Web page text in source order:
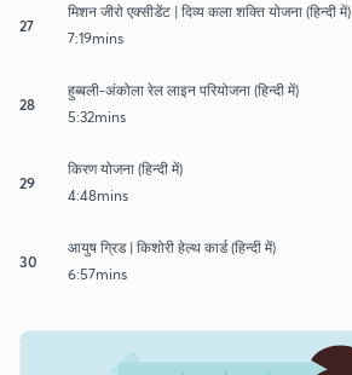
27
मिशन जीरो एक्सीडेंट | दिव्य कला शक्ति योजना (हिन्दी में)
7:19mins
28
हुब्बली-अंकोला रेल लाइन परियोजना (हिन्दी में)
5:32mins
29
किरण योजना (हिन्दी में)
4:48mins
30
आयुष ग्रिड | किशोरी हेल्थ कार्ड (हिन्दी में)
6:57mins